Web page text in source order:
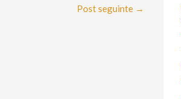
Post seguinte →